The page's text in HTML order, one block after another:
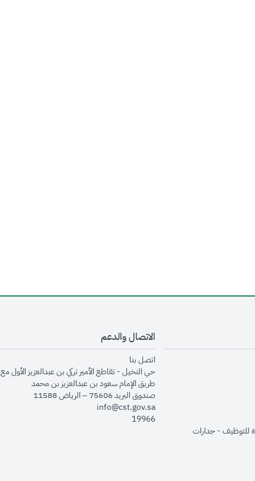
opens in new
opens in new
opens in new
opens in
opens in new
opens in new
للتوظيف - جداراتopens in new window
الاتصال والدعم
اتصل بنا
حي النخيل - تقاطع الأمير تركي بن عبدالعزيز الأول مع
طريق الإمام سعود بن عبدالعزيز بن محمد
صندوق البريد 75606 – الرياض 11588
info@cst.gov.sa
19966